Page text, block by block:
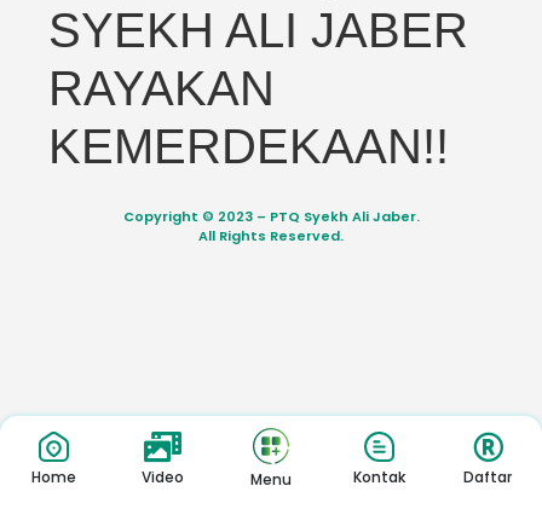
SYEKH ALI JABER
RAYAKAN
KEMERDEKAAN!!
Copyright © 2023 – PTQ Syekh Ali Jaber.
All Rights Reserved.
Home Video Menu Kontak Daftar